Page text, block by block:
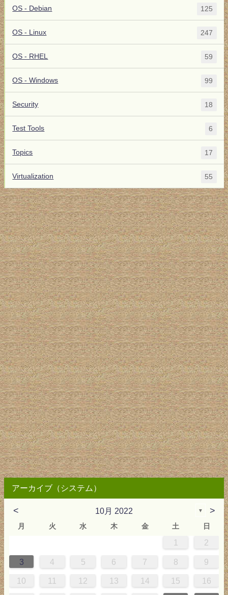
OS - Debian 125
OS - Linux 247
OS - RHEL 59
OS - Windows 99
Security 18
Test Tools 6
Topics 17
Virtualization 55
アーカイブ（システム）
< 10月 2022 ▼ >
月 火 水 木 金 土 日
1 2
3 4 5 6 7 8 9
10 11 12 13 14 15 16